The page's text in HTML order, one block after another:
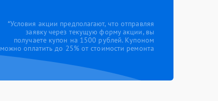
*Условия акции предполагают, что отправляя
заявку через текущую форму акции, вы
получаете купон на 1500 рублей. Купоном
можно оплатить до 25% от стоимости ремонта